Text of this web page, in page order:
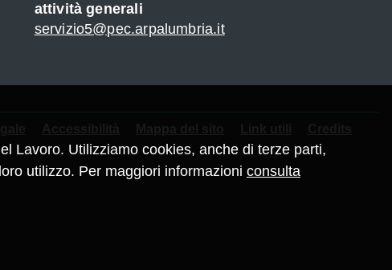
attività generali
servizio5@pec.arpalumbria.it
Lavoro. Utilizziamo cookies, anche di terze parti,
utilizzo. Per maggiori informazioni consulta